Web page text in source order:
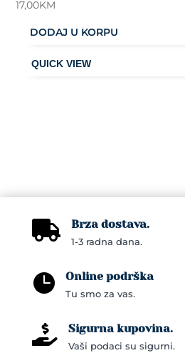
17,00KM
DODAJ U KORPU
 Brza dostava.
1-3 radna dana.
 Online podrška
Tu smo za vas.
 Sigurna kupovina.
Vaši podaci su sigurni.